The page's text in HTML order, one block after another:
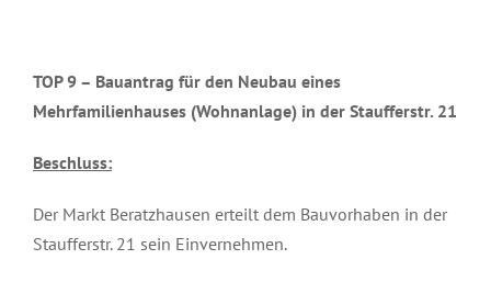
TOP 9 – Bauantrag für den Neubau eines
Mehrfamilienhauses (Wohnanlage) in der Staufferstr. 21
Beschluss:
Der Markt Beratzhausen erteilt dem Bauvorhaben in der
Staufferstr. 21 sein Einvernehmen.